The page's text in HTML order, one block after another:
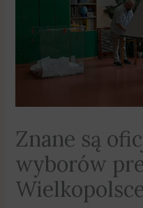
Znane są
wyborów